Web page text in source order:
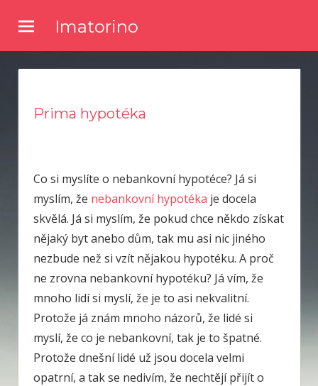
content
Imatorino
Prima hypotéka
Co si myslíte o nebankovní hypotéce? Já si
myslím, že nebankovní hypotéka je docela
skvělá. Já si myslím, že pokud chce někdo získat
nějaký byt anebo dům, tak mu asi nic jiného
nezbude než si vzít nějakou hypotéku. A proč
ne zrovna nebankovní hypotéku? Já vím, že
mnoho lidí si myslí, že je to asi nekvalitní.
Protože já znám mnoho názorů, že lidé si
myslí, že co je nebankovní, tak je to špatné.
Protože dnešní lidé už jsou docela velmi
opatrní, a tak se nedivím, že nechtějí přijít o